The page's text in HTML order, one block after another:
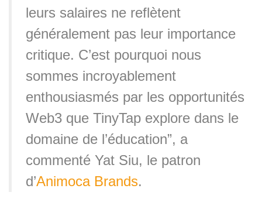
leurs salaires ne reflètent
généralement pas leur importance
critique. C’est pourquoi nous
sommes incroyablement
enthousiasmés par les opportunités
Web3 que TinyTap explore dans le
domaine de l’éducation”, a
commenté Yat Siu, le patron
d’Animoca Brands.